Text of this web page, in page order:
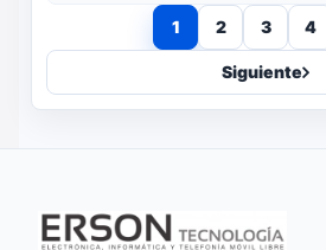
1 2 3 4
Siguiente